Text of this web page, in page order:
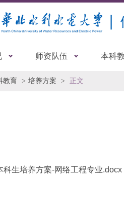
师资队伍 本科
教育 培养方案 正文
科生培养方案-网络工程专业.docx